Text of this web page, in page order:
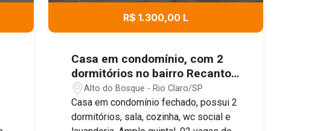
R$ 1.300,00 L
Casa em condomínio, com 2
dormitórios no bairro Recanto
Paraiso
Alto do Bosque - Rio Claro/SP
Casa em condomínio fechado, possui 2
dormitórios, sala, cozinha, wc social e